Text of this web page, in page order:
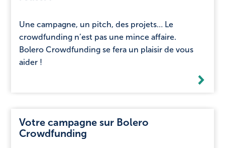
Une campagne, un pitch, des projets… Le
crowdfunding n’est pas une mince affaire.
Bolero Crowdfunding se fera un plaisir de vous
aider !
Votre campagne sur Bolero
Crowdfunding